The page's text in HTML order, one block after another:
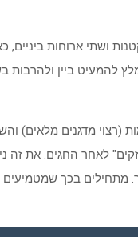
ושתי ארוחות ביניים,
לארוחה. בארוחה עצמה חשוב לזכור כי כוסית יין
מדגנים מלאים)
לאחר החגים. את זה
בכך